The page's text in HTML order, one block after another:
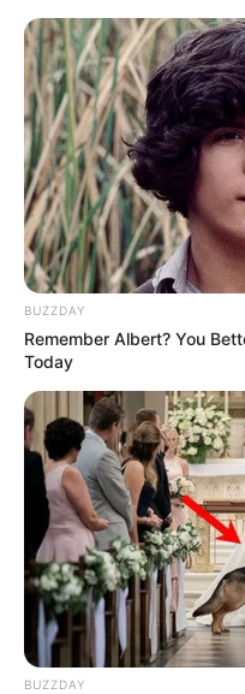
BUZZDAY
Remember Albert? You
Today
BUZZDAY